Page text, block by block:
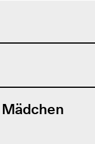
Mädchen